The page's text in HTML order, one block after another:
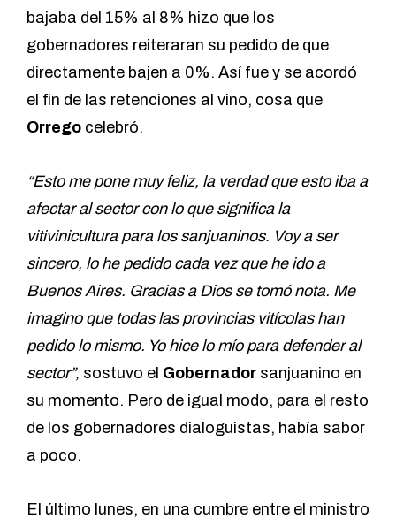
bajaba del 15% al 8% hizo que los
gobernadores reiteraran su pedido de que
directamente bajen a 0%. Así fue y se acordó
el fin de las retenciones al vino, cosa que
Orrego celebró.
“Esto me pone muy feliz, la verdad que esto iba a
afectar al sector con lo que significa la
vitivinicultura para los sanjuaninos. Voy a ser
sincero, lo he pedido cada vez que he ido a
Buenos Aires. Gracias a Dios se tomó nota. Me
imagino que todas las provincias vitícolas han
pedido lo mismo. Yo hice lo mío para defender al
sector”, sostuvo el Gobernador sanjuanino en
su momento. Pero de igual modo, para el resto
de los gobernadores dialoguistas, había sabor
a poco.
El último lunes, en una cumbre entre el ministro